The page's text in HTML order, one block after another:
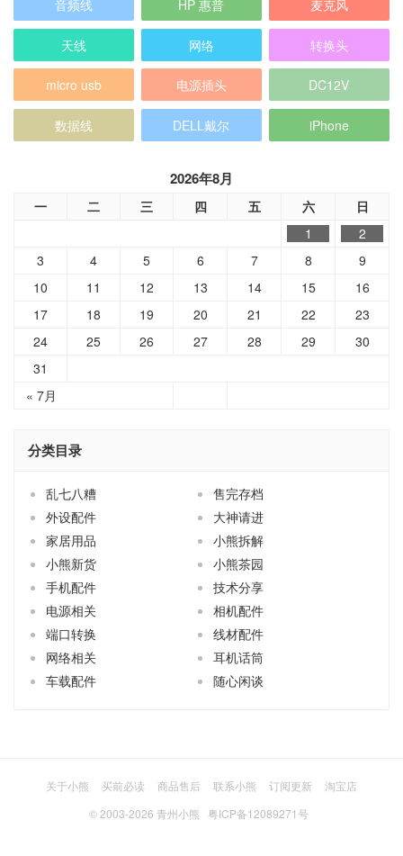
音频线 HP 惠普 麦克风
天线 网络 转换头
micro usb 电源插头 DC12V
数据线 DELL戴尔 iPhone
2026年8月
一 二 三 四 五 六 日
« 7月
1
2
3
4 5 6 7 8
9
10
11 12 13 14 15
16
17
18 19 20 21 22
23
24
25 26 27 28 29
30
31
分类目录
乱七八糟
售完存档
外设配件
大神请进
家居用品
小熊拆解
小熊新货
小熊茶园
手机配件
技术分享
电源相关
相机配件
端口转换
线材配件
网络相关
耳机话筒
车载配件
随心闲谈
关于小熊 买前必读 商品售后 联系小熊 订阅更新
淘宝店
© 2003-2026 青州小熊 粤ICP备12089271号